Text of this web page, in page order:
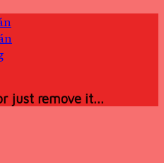
just remove it...